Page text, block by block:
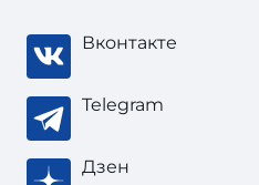
Вконтакте
Telegram
Дзен